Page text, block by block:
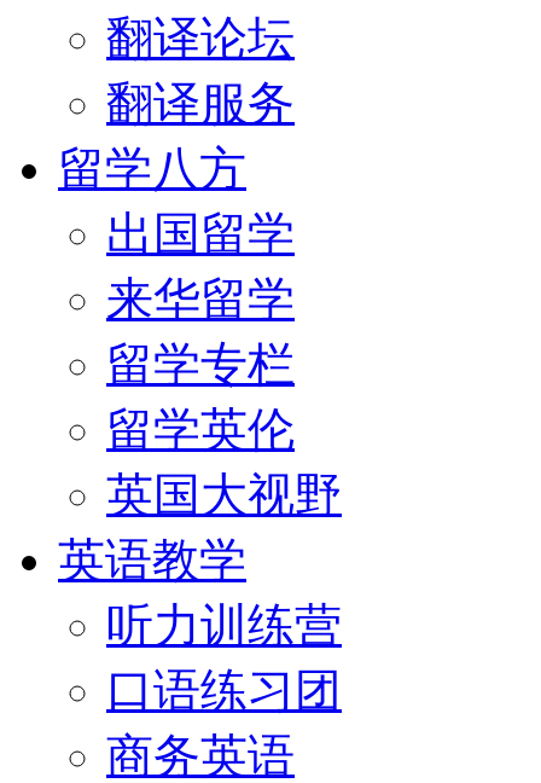
翻译论坛
翻译服务
留学八方
出国留学
来华留学
留学专栏
留学英伦
英国大视野
英语教学
听力训练营
口语练习团
商务英语